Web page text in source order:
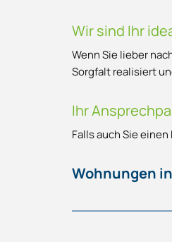
Wir sind Ihr
Wenn Sie lieber
Sorgfalt realisiert
Ihr
Falls auch Sie
Wohnungen